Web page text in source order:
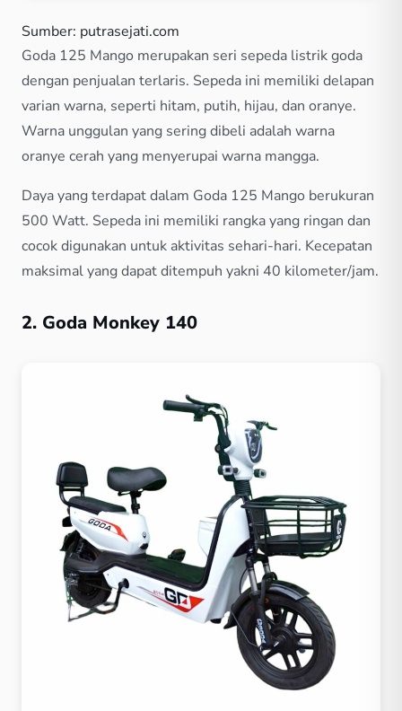
Sumber: putrasejati.com
Goda 125 Mango merupakan seri sepeda listrik goda
dengan penjualan terlaris. Sepeda ini memiliki delapan
varian warna, seperti hitam, putih, hijau, dan oranye.
Warna unggulan yang sering dibeli adalah warna
oranye cerah yang menyerupai warna mangga.
Daya yang terdapat dalam Goda 125 Mango berukuran
500 Watt. Sepeda ini memiliki rangka yang ringan dan
cocok digunakan untuk aktivitas sehari-hari. Kecepatan
maksimal yang dapat ditempuh yakni 40 kilometer/jam.
2. Goda Monkey 140